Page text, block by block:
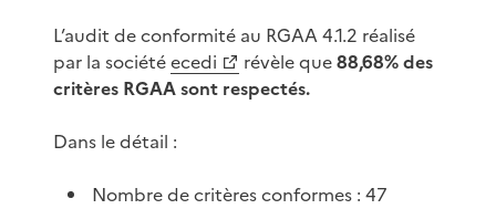
L’audit de conformité au RGAA 4.1.2 réalisé
par la sociétéecedi révèle que88,68% des
critères RGAA sont respectés.
Dans le détail :
Nombre de critères conformes : 47